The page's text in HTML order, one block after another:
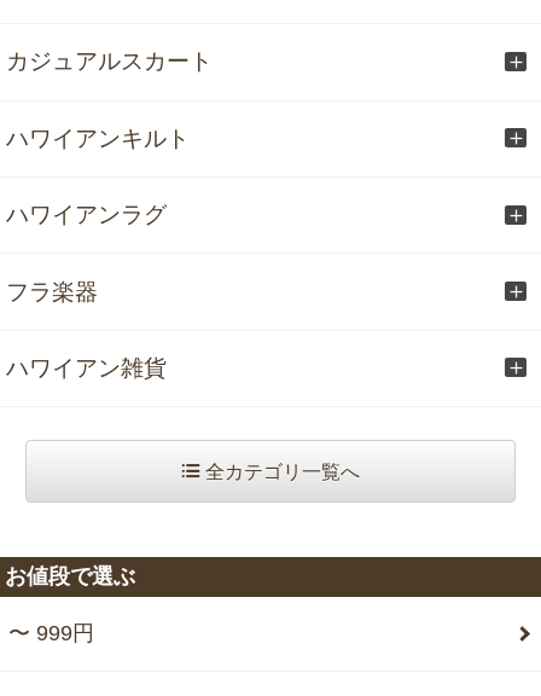
カジュアルスカート
ハワイアンキルト
ハワイアンラグ
フラ楽器
ハワイアン雑貨
全カテゴリ一覧へ
お値段で選ぶ
〜 999円